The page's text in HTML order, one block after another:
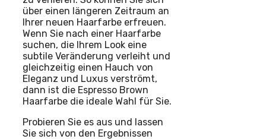
über einen längeren Zeitraum an
Ihrer neuen Haarfarbe erfreuen.
Wenn Sie nach einer Haarfarbe
suchen, die Ihrem Look eine
subtile Veränderung verleiht und
gleichzeitig einen Hauch von
Eleganz und Luxus verströmt,
dann ist die Espresso Brown
Haarfarbe die ideale Wahl für Sie.
Probieren Sie es aus und lassen
Sie sich von den Ergebnissen